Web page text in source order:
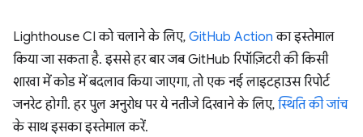
Lighthouse CI को चलाने के लिए, GitHub Action का इस्तेमाल
किया जा सकता है. इससे हर बार जब GitHub रिपॉज़िटरी की किसी
शाखा में कोड में बदलाव किया जाएगा, तो एक नई लाइटहाउस रिपोर्ट
जनरेट होगी. हर पुल अनुरोध पर ये नतीजे दिखाने के लिए, स्थिति की जांच
के साथ इसका इस्तेमाल करें.